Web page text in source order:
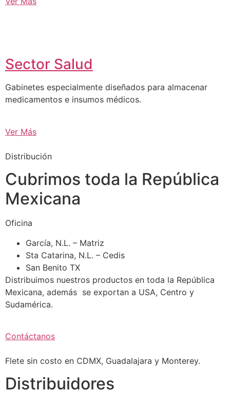
Sector Salud
Gabinetes especialmente diseñados para almacenar
medicamentos e insumos médicos.
Ver Más
Distribución
Cubrimos toda la República
Mexicana
Oficina
García, N.L. – Matriz
Sta Catarina, N.L. – Cedis
San Benito TX
Distribuimos nuestros productos en toda la República
Mexicana, además se exportan a USA, Centro y
Sudamérica.
Contáctanos
Flete sin costo en CDMX, Guadalajara y Monterey.
Distribuidores